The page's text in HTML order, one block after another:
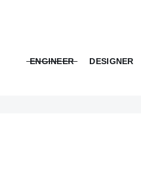
ENGINEER DESIGNER